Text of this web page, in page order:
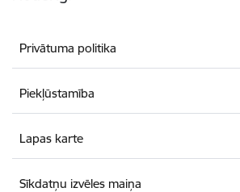
Privātuma politika
Piekļūstamība
Lapas karte
Sīkdatņu izvēles maiņa